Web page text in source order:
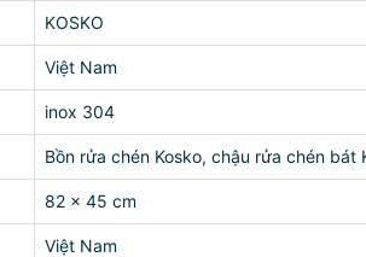
KOSKO
Việt Nam
inox 304
Bồn rửa chén Kosko, chậu rửa chén bát
82 x 45 cm
Việt Nam